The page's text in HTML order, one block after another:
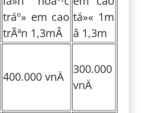
tráº» em cao
trÃªn 1,3mÂ
tá»« 1m
â 1,3m
400.000 vnÄ
300.000
vnÄ